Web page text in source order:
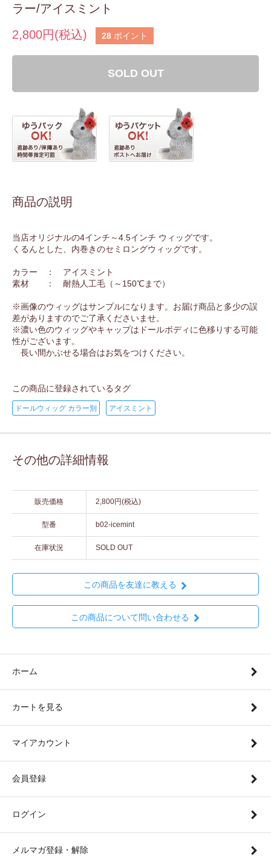
ラー/アイスミント
2,800円(税込)
28 ポイント
SOLD OUT
商品の説明
当店オリジナルの4インチ～4.5インチ ウィッグです。
くるんとした、内巻きのセミロングウィッグです。
カラー ： アイスミント
素材 ： 耐熱人工毛（～150℃まで）
※画像のウィッグはサンプルになります。お届け商品と多少の誤
差がありますのでご了承くださいませ。
※濃い色のウィッグやキャップはドールボディに色移りする可能
性がございます。
長い間かぶせる場合はお気をつけください。
この商品に登録されているタグ
ドールウィッグ カラー別 アイスミント
その他の詳細情報
販売価格 2,800円(税込)
型番 b02-icemint
在庫状況 SOLD OUT
この商品を友達に教える
この商品について問い合わせる
ホーム
カートを見る
マイアカウント
会員登録
ログイン
メルマガ登録・解除